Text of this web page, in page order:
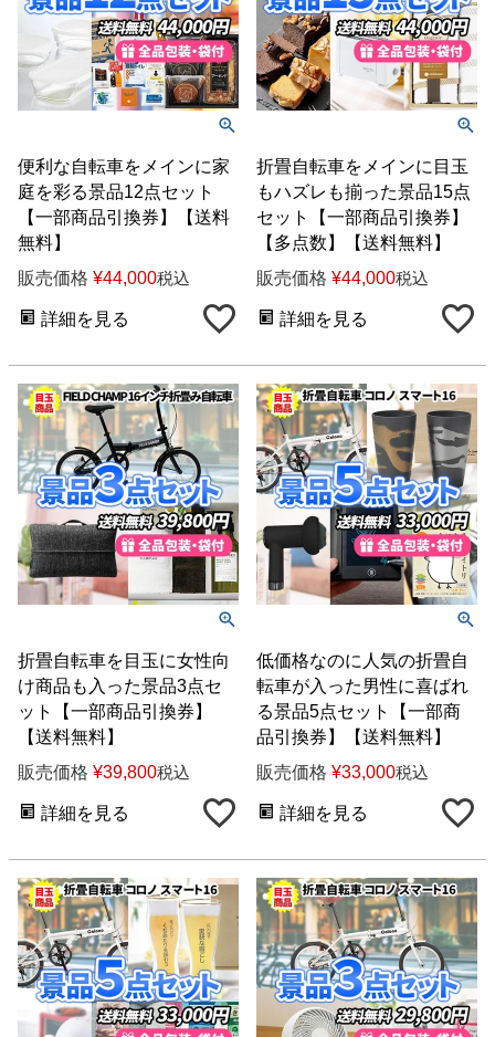
便利な自転車をメインに家
庭を彩る景品12点セット
【一部商品引換券】【送料
無料】
販売価格 ¥44,000税込
詳細を見る
折畳自転車をメインに目玉
もハズレも揃った景品15点
セット【一部商品引換券】
【多点数】【送料無料】
販売価格 ¥44,000税込
詳細を見る
折畳自転車を目玉に女性向
け商品も入った景品3点セ
ット【一部商品引換券】
【送料無料】
販売価格 ¥39,800税込
詳細を見る
低価格なのに人気の折畳自
転車が入った男性に喜ばれ
る景品5点セット【一部商
品引換券】【送料無料】
販売価格 ¥33,000税込
詳細を見る